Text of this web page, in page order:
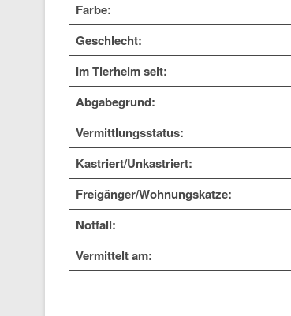
Farbe:
Geschlecht:
Im Tierheim seit:
Abgabegrund:
Vermittlungsstatus:
Kastriert/Unkastriert:
Freigänger/Wohnungskatze:
Notfall:
Vermittelt am: